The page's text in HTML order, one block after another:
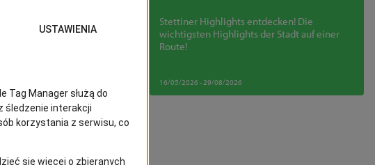
Runde! Das beliebte
Welt und ist heute ein
der Klassen A und B
oder laden zu
Stettiner Highlights entdecken! Die
wichtigsten Highlights der Stadt auf einer
Route!
16/05/2026 - 29/08/2026